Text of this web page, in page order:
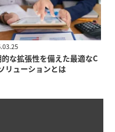
な拡張性を備えた最適なC
リューションとは